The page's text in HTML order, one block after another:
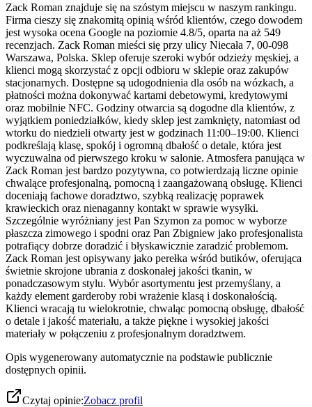
Zack Roman znajduje się na szóstym miejscu w naszym rankingu.
Firma cieszy się znakomitą opinią wśród klientów, czego dowodem
jest wysoka ocena Google na poziomie 4.8/5, oparta na aż 549
recenzjach. Zack Roman mieści się przy ulicy Niecała 7, 00-098
Warszawa, Polska. Sklep oferuje szeroki wybór odzieży męskiej, a
klienci mogą skorzystać z opcji odbioru w sklepie oraz zakupów
stacjonarnych. Dostępne są udogodnienia dla osób na wózkach, a
płatności można dokonywać kartami debetowymi, kredytowymi
oraz mobilnie NFC. Godziny otwarcia są dogodne dla klientów, z
wyjątkiem poniedziałków, kiedy sklep jest zamknięty, natomiast od
wtorku do niedzieli otwarty jest w godzinach 11:00–19:00. Klienci
podkreślają klasę, spokój i ogromną dbałość o detale, która jest
wyczuwalna od pierwszego kroku w salonie. Atmosfera panująca w
Zack Roman jest bardzo pozytywna, co potwierdzają liczne opinie
chwalące profesjonalną, pomocną i zaangażowaną obsługę. Klienci
doceniają fachowe doradztwo, szybką realizację poprawek
krawieckich oraz nienaganny kontakt w sprawie wysyłki.
Szczególnie wyróżniany jest Pan Szymon za pomoc w wyborze
płaszcza zimowego i spodni oraz Pan Zbigniew jako profesjonalista
potrafiący dobrze doradzić i błyskawicznie zaradzić problemom.
Zack Roman jest opisywany jako perełka wśród butików, oferująca
świetnie skrojone ubrania z doskonałej jakości tkanin, w
ponadczasowym stylu. Wybór asortymentu jest przemyślany, a
każdy element garderoby robi wrażenie klasą i doskonałością.
Klienci wracają tu wielokrotnie, chwaląc pomocną obsługę, dbałość
o detale i jakość materiału, a także piękne i wysokiej jakości
materiały w połączeniu z profesjonalnym doradztwem.
Opis wygenerowany automatycznie na podstawie publicznie
dostępnych opinii.
Czytaj opinie:Zobacz profil